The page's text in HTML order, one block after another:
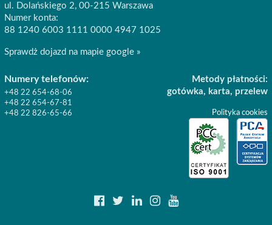
ul. Dolańskiego 2, 00-215 Warszawa
Numer konta:
88 1240 6003 1111 0000 4947 1025
Sprawdż dojazd na mapie google »
Numery telefonów:
+48 22 654-68-06
+48 22 654-67-81
+48 22 826-65-66
Metody płatności:
gotówka, karta, przelew
Polityka cookies